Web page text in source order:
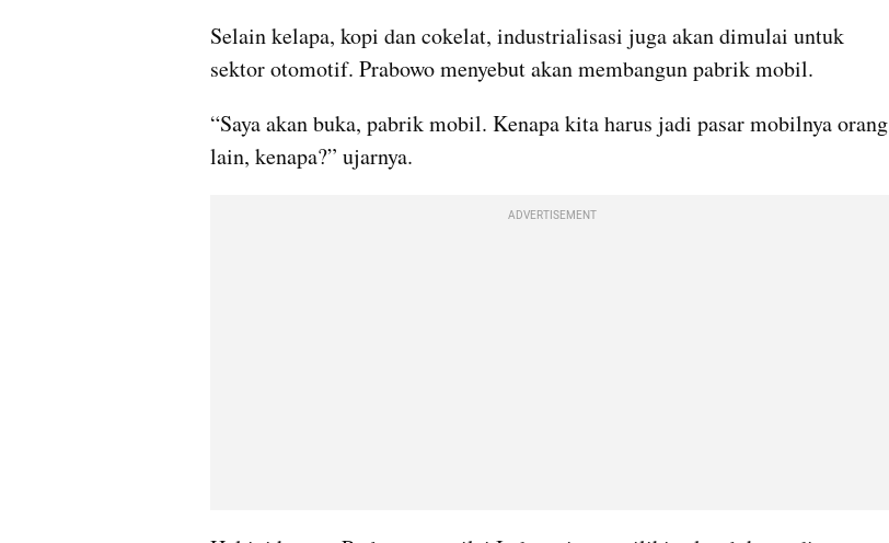
Selain kelapa, kopi dan cokelat, industrialisasi juga akan dimulai untuk
sektor otomotif. Prabowo menyebut akan membangun pabrik mobil.
“Saya akan buka, pabrik mobil. Kenapa kita harus jadi pasar mobilnya orang
lain, kenapa?” ujarnya.
ADVERTISEMENT